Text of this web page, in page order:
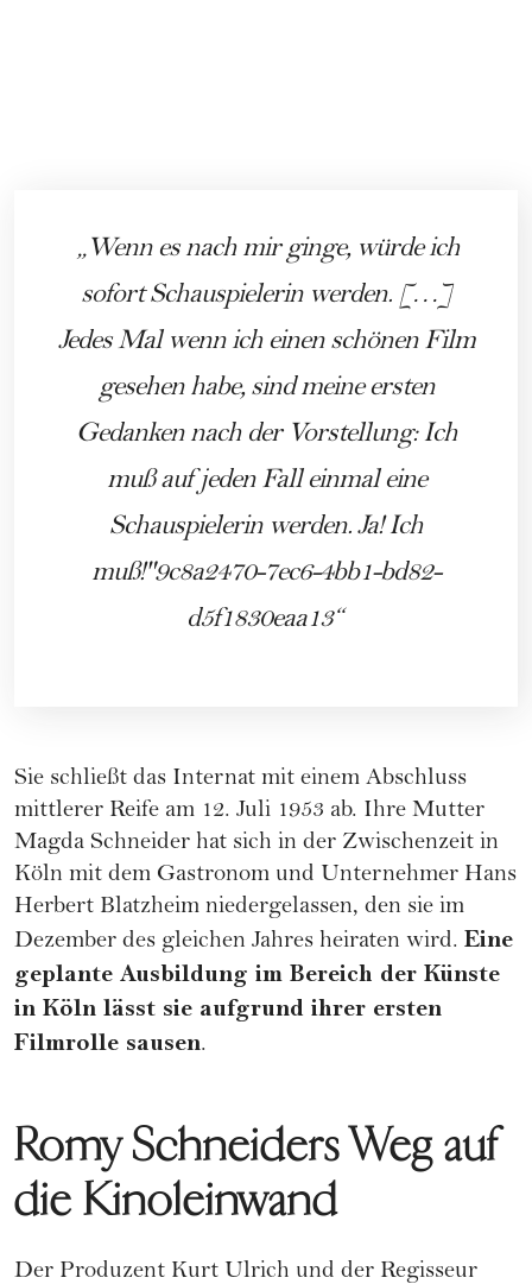
Wenn es nach mir ginge, würde ich
sofort Schauspielerin werden. […]
Jedes Mal wenn ich einen schönen Film
gesehen habe, sind meine ersten
Gedanken nach der Vorstellung: Ich
muß auf jeden Fall einmal eine
Schauspielerin werden. Ja! Ich
muß!"9c8a2470-7ec6-4bb1-bd82-
d5f1830eaa13
Sie schließt das Internat mit einem Abschluss
mittlerer Reife am 12. Juli 1953 ab. Ihre Mutter
Magda Schneider hat sich in der Zwischenzeit in
Köln mit dem Gastronom und Unternehmer Hans
Herbert Blatzheim niedergelassen, den sie im
Dezember des gleichen Jahres heiraten wird. Eine
geplante Ausbildung im Bereich der Künste
in Köln lässt sie aufgrund ihrer ersten
Filmrolle sausen.
Romy Schneiders Weg auf
die Kinoleinwand
Der Produzent Kurt Ulrich und der Regisseur